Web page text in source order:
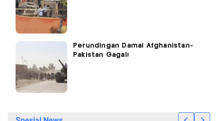
Perundingan Damai Afghanistan-
Pakistan Gagal!